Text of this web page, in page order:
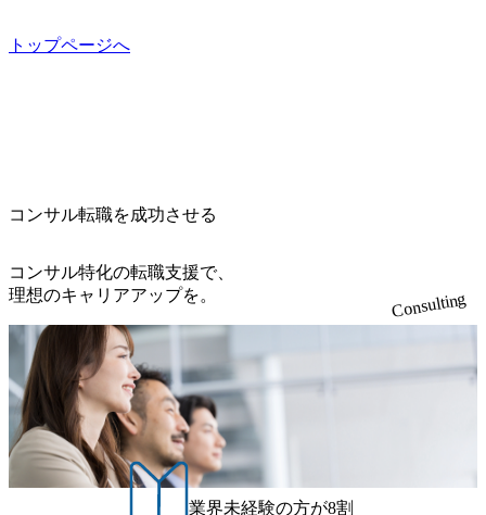
ン八重洲 八重洲セントラルタワー8階 受動喫煙対策 : 執務室
かの実務経験を有する方 - MBB及び戦略ファームでのコ
ンサルティング経験2年以上 - BIG4のStrategy部門におけ
ミュニケーション能力をお持ちの方 ・最新のトレンド・テ
ーマや事例にキャッチアップし、バイタリティーを持って
向を把握し、クライアントや自社への提案などに積極的に
関わることができる方 ・スケジューリング(優先順位付け含
む)など、ビジネスベーシックスキルが習得できている方
う。プロジェクト全体の品質管理や、会社経営の観点から
てプロジェクト全体の品質担保やマネジメント全般を担
り、クライアントとのリレーションを発展・拡大させるこ
とをミッションとする。自社へ提言の質を常に高く担保す
る責任を担う。 ● 裁量権 弊社は2019年11月に設立され、成
長期といわれるフェーズにあります。 事業・組織を拡大し
ていく時期のため、メンバーや組織がスケールしていく過
程を体感できます。 また、希望者はパートナー以外でも大
手役員の方へのセールスにも参加できる環境です。 自ら案
件を取り、プロジェクト体制を作っていくことも可能で
す。 ● 事業会社機能にも携われる 弊社にはコンサルティン
グ事業以外にもSaaSプロダクト・メディア・地方創生事業
があるため、上記事業に携わることも可能です。コンサル
s://www.accenture.com/jp-ja/case-studies/communications-media/so
ス） 世界49カ国に約73万人以上（2024年5月時点）の社員を
擁し、世界120以上の国の企業を顧客に売上641億ドルを誇
を上回る規模感)、営業利益率も約15％と驚異的な数字とな
っている、売上・従業員数共にこの8年間で4倍近くの成長
を遂げていることから、今後も高い成長が見込まれる 多く
の技術者を抱えており、アビームコンサルティングに続い
て日本国内2番目にSAP認定コンサルタント制度の有資格者
数が多く、特にIT領域に強みを持つ グローバルのポジショ
ンに自由に応募できる社内の転職ツール「キャリアズ・マ
ーケットプレイス」が存在し、本ツールを活用で上司の引
き留めを受けずに移動が可能である（異動者は年間約1,000
名） 残業時間や有休取得率など約10項目を数値化すること
で、実行前後で離職率を半減させることに成功した 18時以
ps://melev.leverages.jp/) レバレジーズグローバル、大分県より
「外国人留学生等受入環境整備事業委託業務」を受託 (http
UI) レバレジーズで活躍するメンバー紹介！〜 営業職種編
来黒字を維持し、急成長中でありながら安定した事業を展
開し、高い安定性を持つ企業へと成長している 10年後に1兆
円を目指す日本にもなかなかないメガベンチャー。創業か
ら黒字経営。年間130%成長 https://storage.googleapis.com/our-
vision-production.appspot.com/public/images/20251030164405_5c
527843-d227-4df8-b86c-5587f843fdf6_1200x471.webp https://stor
age.googleapis.com/our-vision-production.appspot.com/public/imag
es/20251030164946_dc0888f6-0539-4887-84d7-34c8d8544226_1
200x666.webp 年間100億円規模の投資の元、10以上もの新規
事業を立ち上げているため様々な業界を経験することが可
能 社内転職が活発であり、多様なスキルを1社で身に着ける
ことが可能 事業開発・運用を内包かする「オールインハウ
トップページへ
コンサル転職を成功させる
コンサル特化の転職支援で、
理想のキャリアアップを。
Consulting
業界未経験の方が8割